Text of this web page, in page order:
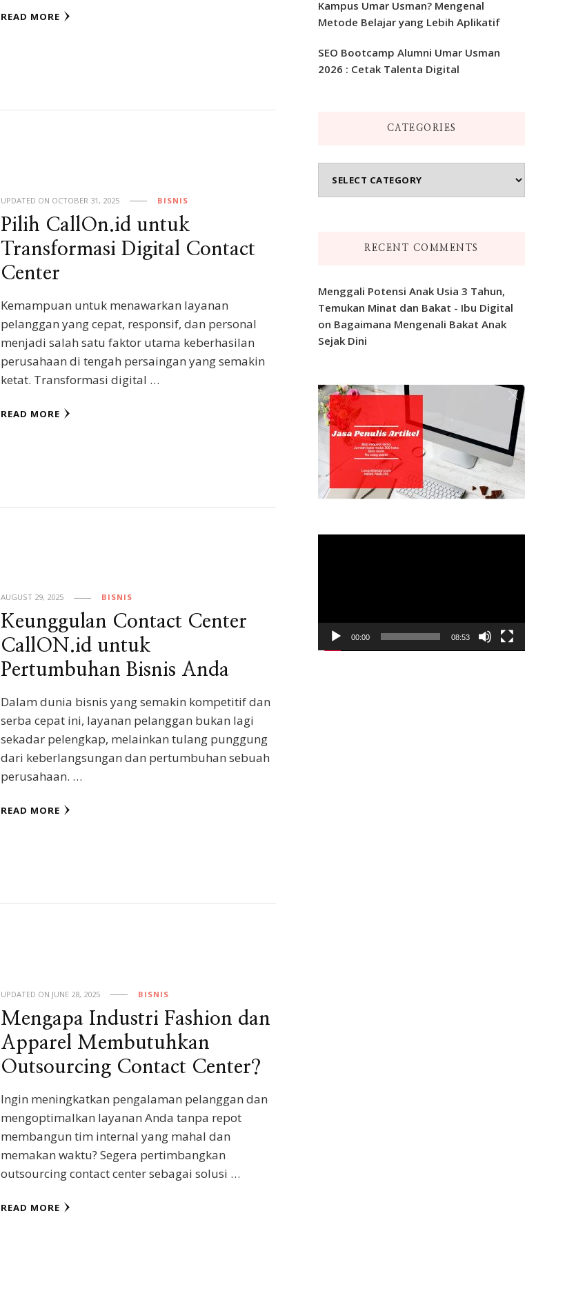
READ MORE
UPDATED ON OCTOBER 31, 2025 BISNIS
Pilih CallOn.id untuk
Transformasi Digital Contact
Center
Kemampuan untuk menawarkan layanan
pelanggan yang cepat, responsif, dan personal
menjadi salah satu faktor utama keberhasilan
perusahaan di tengah persaingan yang semakin
ketat. Transformasi digital …
READ MORE
AUGUST 29, 2025 BISNIS
Keunggulan Contact Center
CallON.id untuk
Pertumbuhan Bisnis Anda
Dalam dunia bisnis yang semakin kompetitif dan
serba cepat ini, layanan pelanggan bukan lagi
sekadar pelengkap, melainkan tulang punggung
dari keberlangsungan dan pertumbuhan sebuah
perusahaan. …
READ MORE
UPDATED ON JUNE 28, 2025 BISNIS
Mengapa Industri Fashion dan
Apparel Membutuhkan
Outsourcing Contact Center?
Ingin meningkatkan pengalaman pelanggan dan
mengoptimalkan layanan Anda tanpa repot
membangun tim internal yang mahal dan
memakan waktu? Segera pertimbangkan
outsourcing contact center sebagai solusi …
READ MORE
Kampus Umar Usman? Mengenal
Metode Belajar yang Lebih Aplikatif
SEO Bootcamp Alumni Umar Usman
2026 : Cetak Talenta Digital
CATEGORIES
RECENT COMMENTS
Menggali Potensi Anak Usia 3 Tahun,
Temukan Minat dan Bakat - Ibu Digital
on Bagaimana Mengenali Bakat Anak
Sejak Dini
00:00 08:53